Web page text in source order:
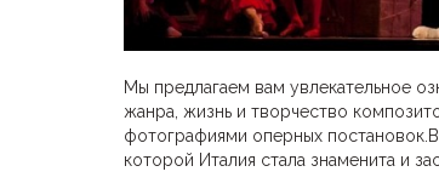
Мы предлагаем вам увлекательное
жанра, жизнь и творчество
фотографиями оперных
которой Италия стала знаменита и